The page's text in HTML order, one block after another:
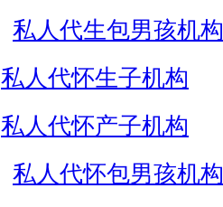
私人代生包男孩机构
私人代怀生子机构
私人代怀产子机构
私人代怀包男孩机构